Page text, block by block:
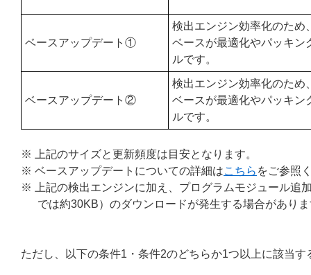
ベースアップデート①
検出エンジン効率化のため
ベースが最適化やパッキン
ルです。
ベースアップデート②
検出エンジン効率化のため
ベースが最適化やパッキン
ルです。
※ 上記のサイズと更新頻度は目安となります。
※ ベースアップデートについての詳細はこちら をご参照
※ 上記の検出エンジンに加え、プログラムモジュール追
では約30KB）のダウンロードが発生する場合があり
ただし、以下の条件1・条件2のどちらか1つ以上に該当